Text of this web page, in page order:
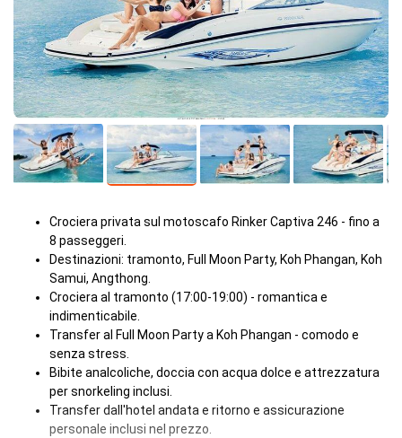
Crociera privata sul motoscafo Rinker Captiva 246 - fino a
8 passeggeri.
Destinazioni: tramonto, Full Moon Party, Koh Phangan, Koh
Samui, Angthong.
Crociera al tramonto (17:00-19:00) - romantica e
indimenticabile.
Transfer al Full Moon Party a Koh Phangan - comodo e
senza stress.
Bibite analcoliche, doccia con acqua dolce e attrezzatura
per snorkeling inclusi.
Transfer dall'hotel andata e ritorno e assicurazione
personale inclusi nel prezzo.